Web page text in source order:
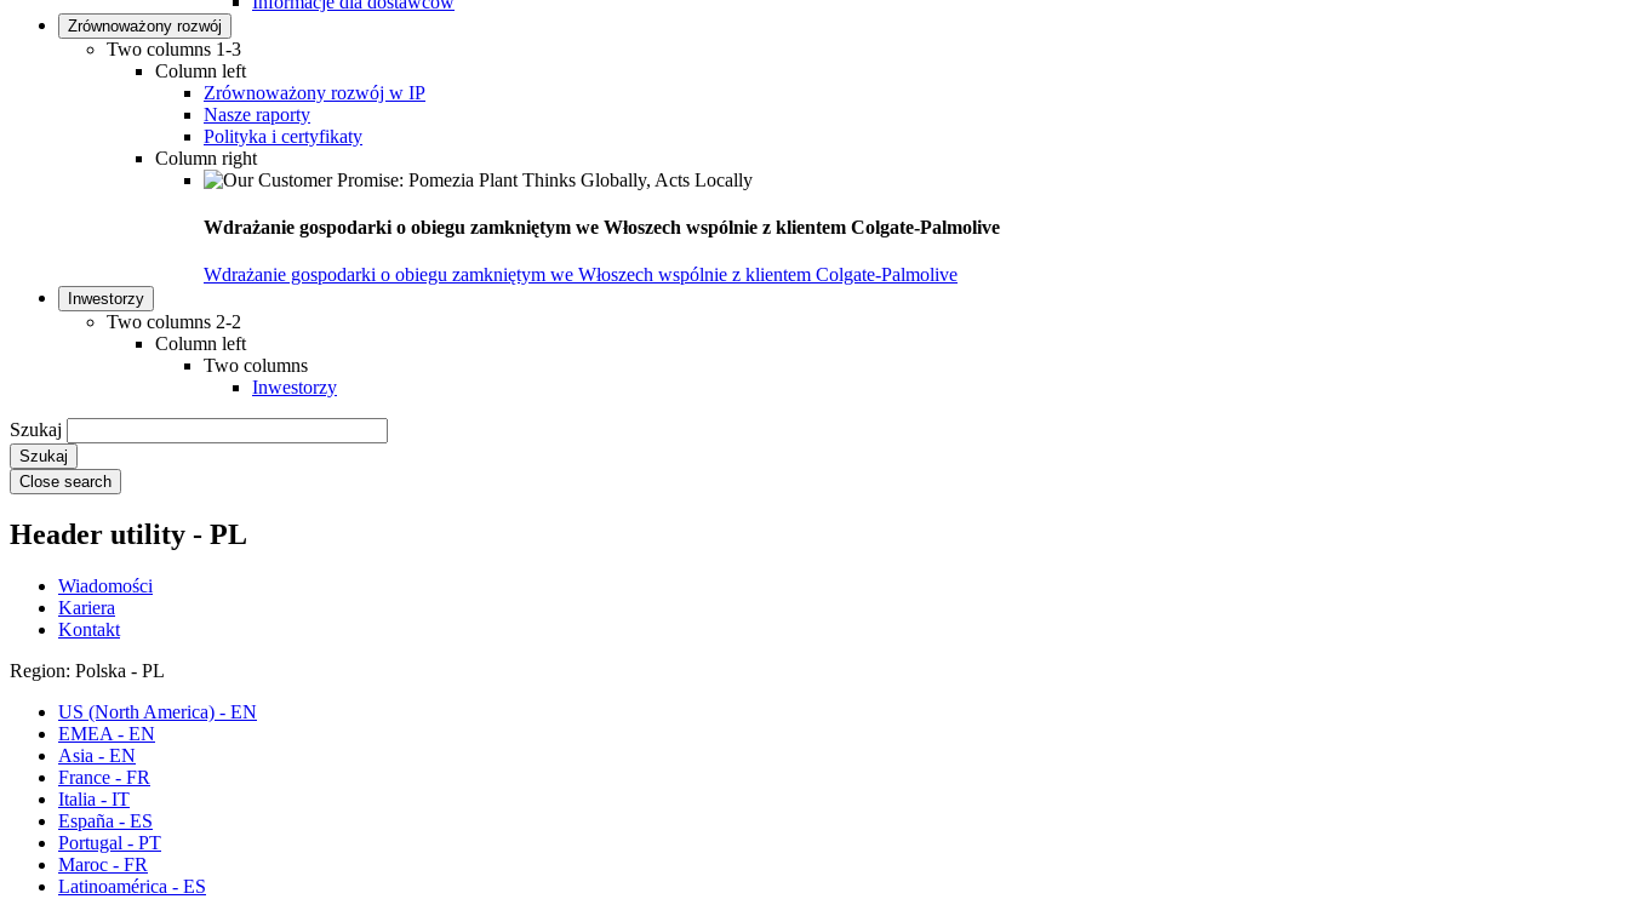
Zrównoważony rozwój
Two columns 1-3
Column left
Zrównoważony rozwój w IP
Nasze raporty
Polityka i certyfikaty
Column right
Wdrażanie gospodarki o obiegu zamkniętym we Włoszech wspólnie z klientem Colgate-Palmolive
Wdrażanie gospodarki o obiegu zamkniętym we Włoszech wspólnie z klientem Colgate-Palmolive
Inwestorzy
Two columns 2-2
Column left
Two columns
Inwestorzy
Szukaj
Close search
Header utility - PL
Wiadomości
Kariera
Kontakt
Region: Polska - PL
US (North America) - EN
EMEA - EN
Asia - EN
France - FR
Italia - IT
España - ES
Portugal - PT
Maroc - FR
Latinoamérica - ES